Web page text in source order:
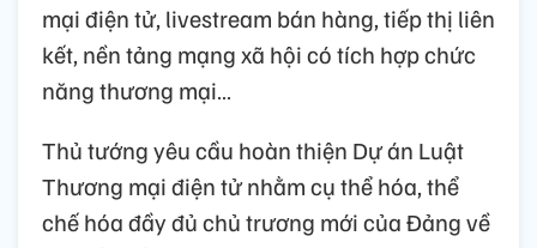
mại điện tử, livestream bán hàng, tiếp thị liên
kết, nền tảng mạng xã hội có tích hợp chức
năng thương mại…
Thủ tướng yêu cầu hoàn thiện Dự án Luật
Thương mại điện tử nhằm cụ thể hóa, thể
chế hóa đầy đủ chủ trương mới của Đảng về